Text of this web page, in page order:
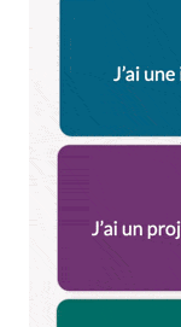
Votre adresse
champs
Name
Prévenez-moi